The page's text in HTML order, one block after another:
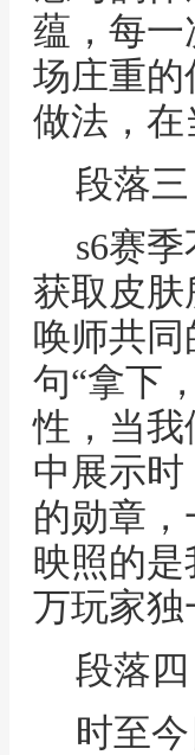
蕴，每
场庄重
做法，
段落
s6赛
获取皮
唤师共
句“拿下
性，当
中展示
的勋章
映照的
万玩家
段落
时至